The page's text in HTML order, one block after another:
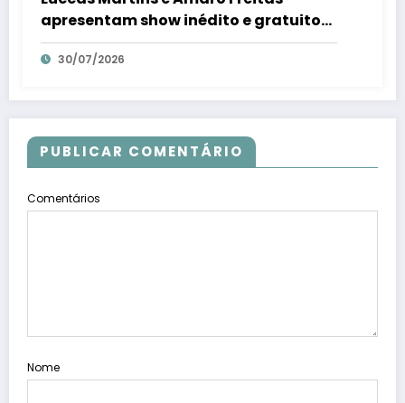
apresentam show inédito e gratuito
em Conceição da Barra – Em Dia ES
30/07/2026
PUBLICAR COMENTÁRIO
Comentários
Nome